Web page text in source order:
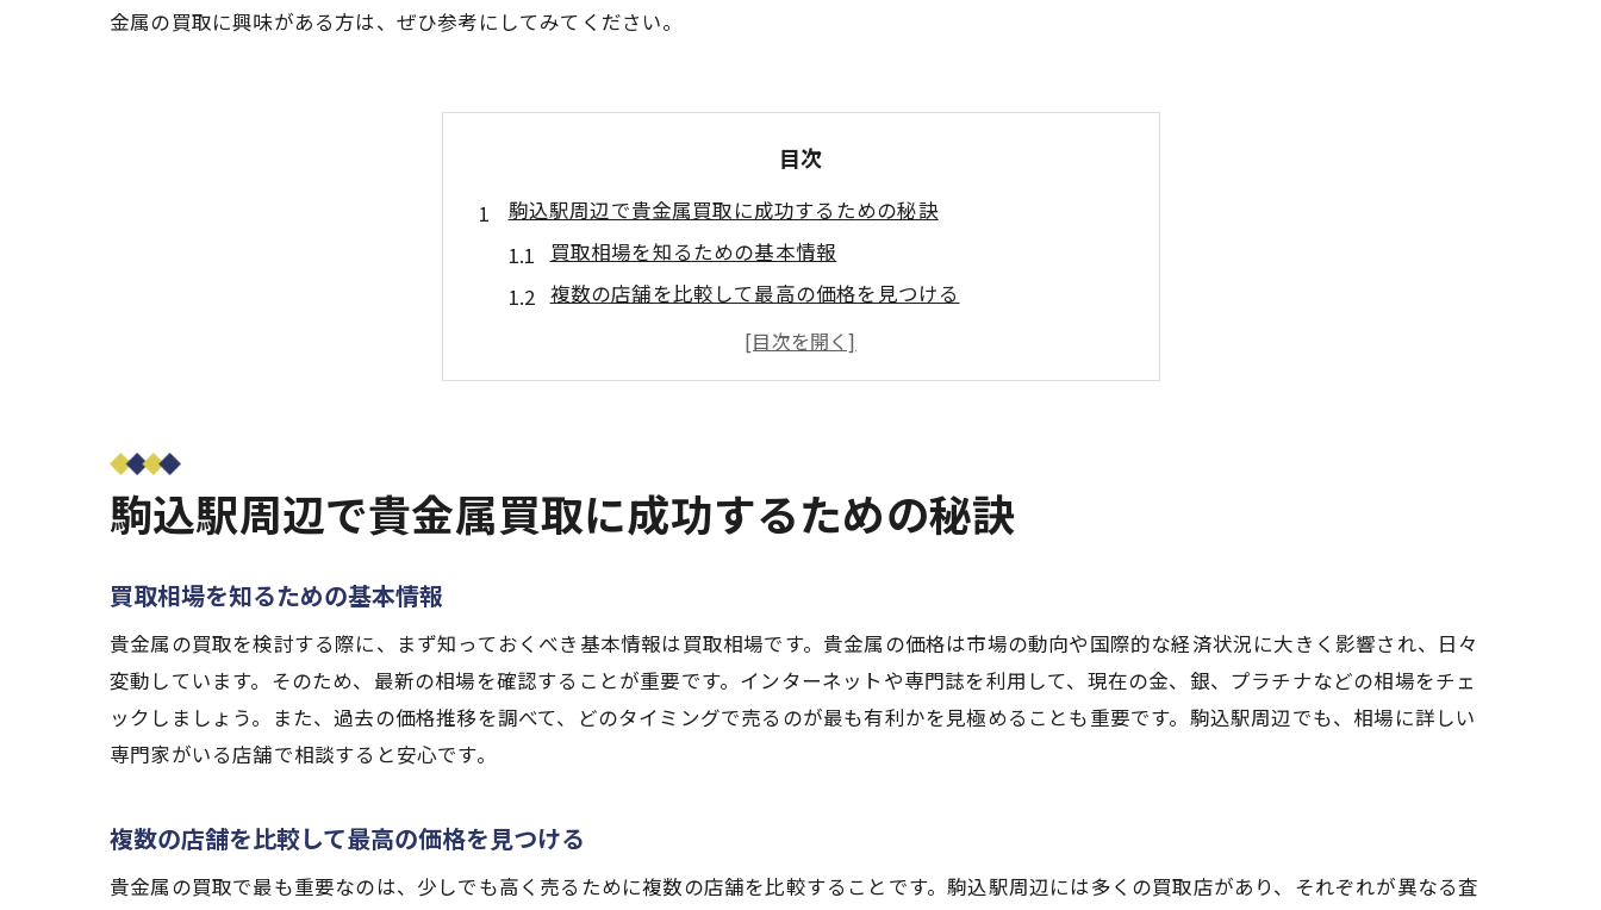
金属の買取に興味がある方は、ぜひ参考にしてみてください。
目次
駒込駅周辺で貴金属買取に成功するための秘訣
買取相場を知るための基本情報
複数の店舗を比較して最高の価格を見つける
信頼できる店舗の選び方
査定前に行うべき準備
貴金属買取の基本駒込駅周辺で始める第一歩
駒込駅周辺のオススメ買取店
買取手続きの流れとポイント
初心者が気をつけるべき注意点
買取に必要な書類とその準備方法
評判の良い店舗の見極め方
口コミやレビューを活用した情報収集
駒込駅周辺で貴金属買取に成功するための秘訣
買取相場を知るための基本情報
貴金属の買取を検討する際に、まず知っておくべき基本情報は買取相場です。貴金属の価格は市場の動向や国際的な経済状況に大きく影響され、日々
変動しています。そのため、最新の相場を確認することが重要です。インターネットや専門誌を利用して、現在の金、銀、プラチナなどの相場をチェ
ックしましょう。また、過去の価格推移を調べて、どのタイミングで売るのが最も有利かを見極めることも重要です。駒込駅周辺でも、相場に詳しい
専門家がいる店舗で相談すると安心です。
複数の店舗を比較して最高の価格を見つける
貴金属の買取で最も重要なのは、少しでも高く売るために複数の店舗を比較することです。駒込駅周辺には多くの買取店があり、それぞれが異なる査